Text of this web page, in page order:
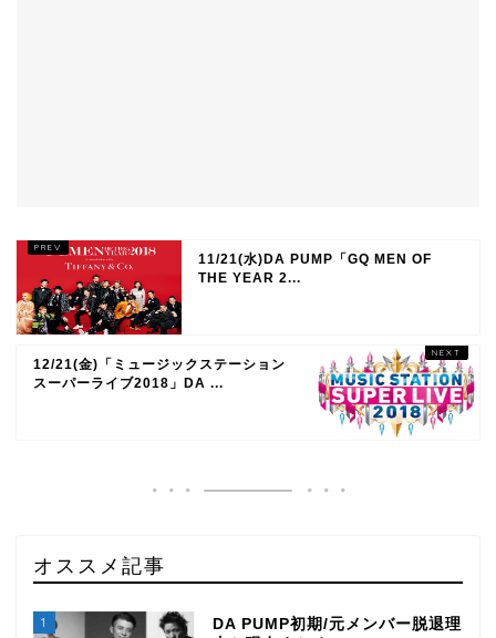
11/21(水)DA PUMP「GQ MEN OF
THE YEAR 2...
12/21(金)「ミュージックステーション
スーパーライブ2018」DA ...
オススメ記事
1
DA PUMP初期/元メンバー脱退理